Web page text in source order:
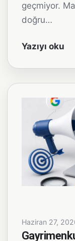
geçmiyor.
doğru…
Yazıyı oku
Haziran 27,